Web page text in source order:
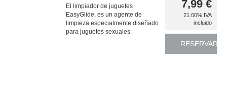
El limpiador de juguetes
EasyGlide, es un agente de
limpieza especialmente diseñado
para juguetes sexuales.
7,99 €
21.00% IVA
incluido
RESERVAR